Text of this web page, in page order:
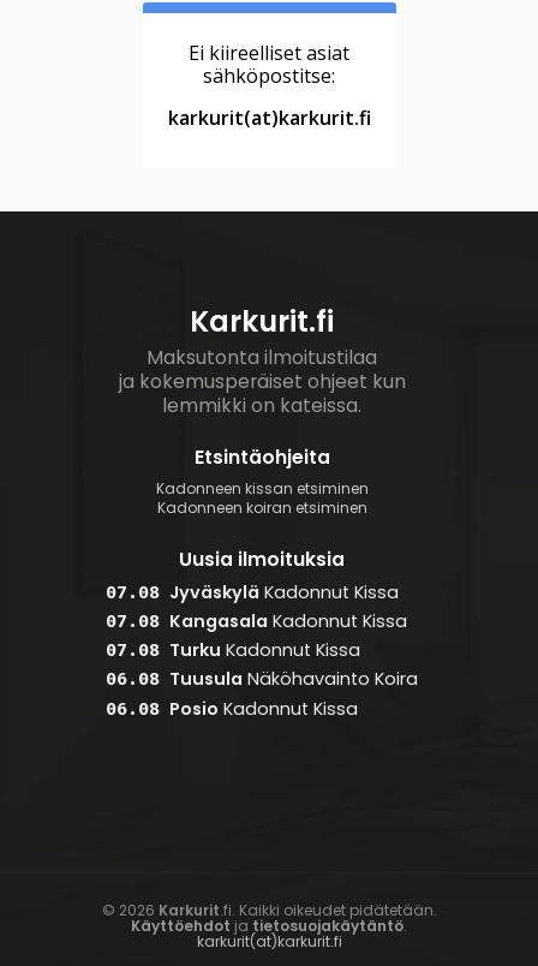
Ei kiireelliset asiat
sähköpostitse:
karkurit(at)karkurit.fi
Karkurit.fi
Maksutonta ilmoitustilaa
ja kokemusperäiset ohjeet kun
lemmikki on kateissa.
Etsintäohjeita
Kadonneen kissan etsiminen
Kadonneen koiran etsiminen
Uusia ilmoituksia
07.08 Jyväskylä Kadonnut Kissa
07.08 Kangasala Kadonnut Kissa
07.08 Turku Kadonnut Kissa
06.08 Tuusula Näköhavainto Koira
06.08 Posio Kadonnut Kissa
© 2026 Karkurit.fi. Kaikki oikeudet pidätetään.
Käyttöehdot ja tietosuojakäytäntö.
karkurit(at)karkurit.fi